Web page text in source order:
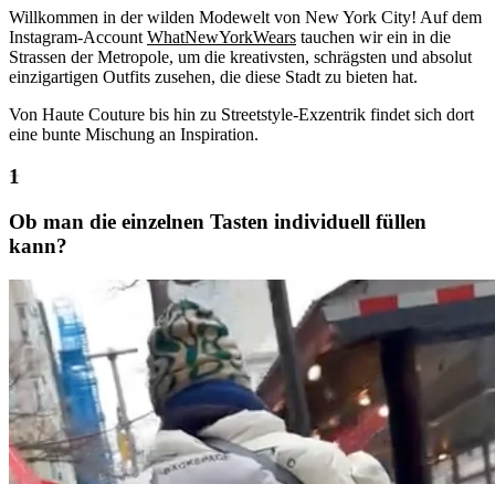
Willkommen in der wilden Modewelt von New York City! Auf dem
Instagram-Account WhatNewYorkWears tauchen wir ein in die
Strassen der Metropole, um die kreativsten, schrägsten und absolut
einzigartigen Outfits zusehen, die diese Stadt zu bieten hat.
Von Haute Couture bis hin zu Streetstyle-Exzentrik findet sich dort
eine bunte Mischung an Inspiration.
Ob man die einzelnen Tasten individuell füllen
kann?